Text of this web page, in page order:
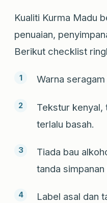
Kualiti Kurma Madu
penuaian,
Berikut checklist
Warna
Tekstur kenyal,
terlalu basah.
Tiada bau
tanda simpanan
Label asal dan